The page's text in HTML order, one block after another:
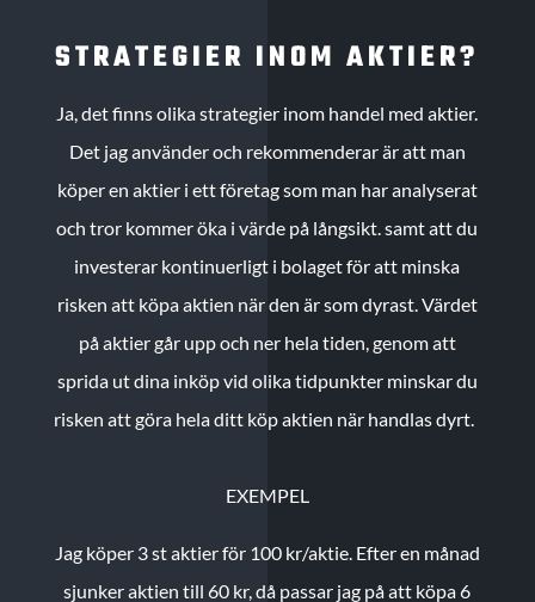
STRATEGIER INOM AKTIER?
Ja, det finns olika strategier inom handel med aktier.
Det jag använder och rekommenderar är att man
köper en aktier i ett företag som man har analyserat
och tror kommer öka i värde på långsikt. samt att du
investerar kontinuerligt i bolaget för att minska
risken att köpa aktien när den är som dyrast. Värdet
på aktier går upp och ner hela tiden, genom att
sprida ut dina inköp vid olika tidpunkter minskar du
risken att göra hela ditt köp aktien när handlas dyrt.
EXEMPEL
Jag köper 3 st aktier för 100 kr/aktie. Efter en månad
sjunker aktien till 60 kr, då passar jag på att köpa 6